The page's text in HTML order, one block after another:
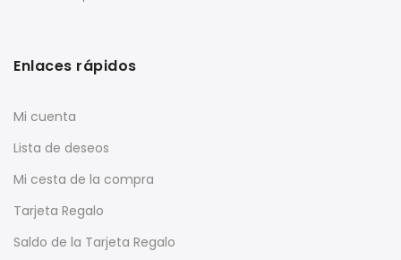
Enlaces rápidos
Mi cuenta
Lista de deseos
Mi cesta de la compra
Tarjeta Regalo
Saldo de la Tarjeta Regalo